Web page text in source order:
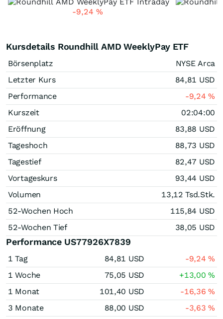
-9,24 %
Kursdetails Roundhill AMD WeeklyPay ETF
Börsenplatz
NYSE Arca
Letzter Kurs
84,81 USD
Performance
-9,24%
Kurszeit
02:04:00
Eröffnung
83,88 USD
Tageshoch
88,73 USD
Tagestief
82,47 USD
Vortageskurs
93,44 USD
Volumen
13,12 Tsd.Stk.
52-Wochen Hoch
115,84 USD
52-Wochen Tief
38,05 USD
Performance US77926X7839
1 Tag 84,81 USD -9,24%
1 Woche
75,05 USD +13,00%
1 Monat
101,40 USD -16,36%
3 Monate
88,00 USD -3,63%